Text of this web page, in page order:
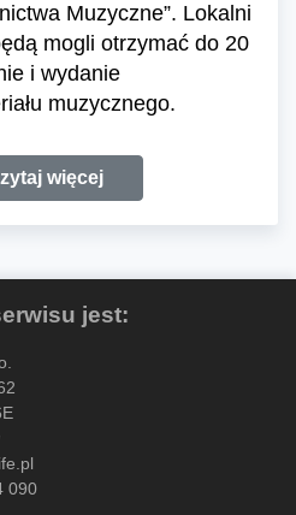
Muzyczne”. Lokalni
mogli otrzymać do 20
i wydanie
muzycznego.
więcej
jest:
090